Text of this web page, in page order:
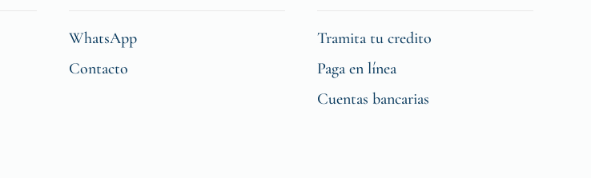
WhatsApp
Contacto
Tramita tu credito
Paga en línea
Cuentas bancarias